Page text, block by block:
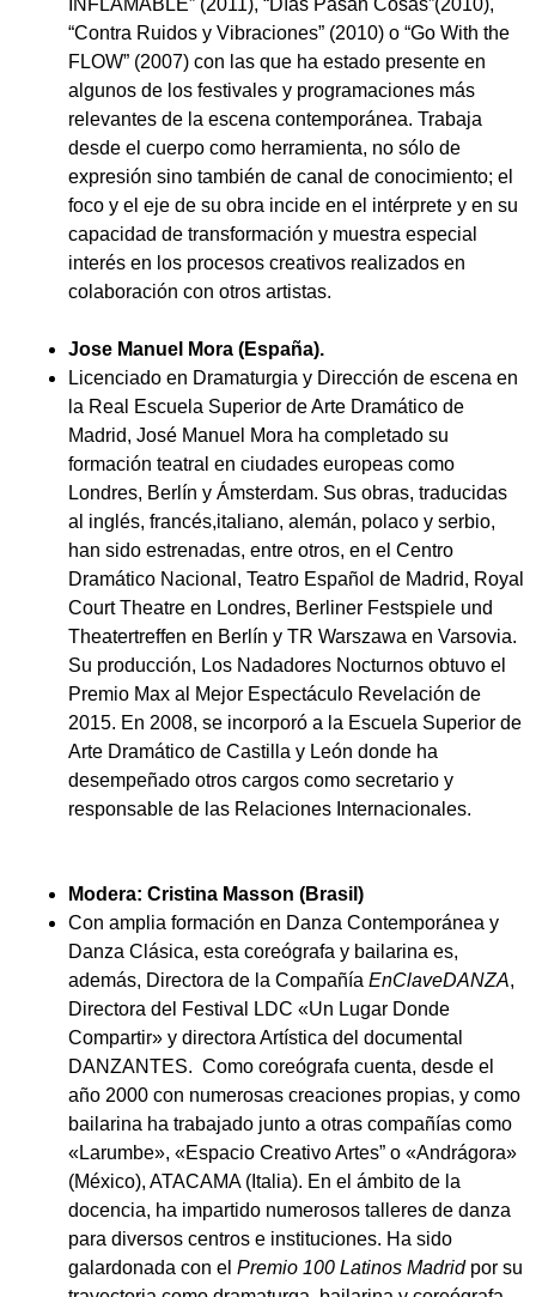
INFLAMABLE” (2011), “Días Pasan Cosas”(2010),
“Contra Ruidos y Vibraciones” (2010) o “Go With the
FLOW” (2007) con las que ha estado presente en
algunos de los festivales y programaciones más
relevantes de la escena contemporánea. Trabaja
desde el cuerpo como herramienta, no sólo de
expresión sino también de canal de conocimiento; el
foco y el eje de su obra incide en el intérprete y en su
capacidad de transformación y muestra especial
interés en los procesos creativos realizados en
colaboración con otros artistas.
Jose Manuel Mora (España).
Licenciado en Dramaturgia y Dirección de escena en
la Real Escuela Superior de Arte Dramático de
Madrid, José Manuel Mora ha completado su
formación teatral en ciudades europeas como
Londres, Berlín y Ámsterdam. Sus obras, traducidas
al inglés, francés,italiano, alemán, polaco y serbio,
han sido estrenadas, entre otros, en el Centro
Dramático Nacional, Teatro Español de Madrid, Royal
Court Theatre en Londres, Berliner Festspiele und
Theatertreffen en Berlín y TR Warszawa en Varsovia.
Su producción, Los Nadadores Nocturnos obtuvo el
Premio Max al Mejor Espectáculo Revelación de
2015. En 2008, se incorporó a la Escuela Superior de
Arte Dramático de Castilla y León donde ha
desempeñado otros cargos como secretario y
responsable de las Relaciones Internacionales.
Modera: Cristina Masson (Brasil)
Con amplia formación en Danza Contemporánea y
Danza Clásica, esta coreógrafa y bailarina es,
además, Directora de la Compañía EnClaveDANZA,
Directora del Festival LDC «Un Lugar Donde
Compartir» y directora Artística del documental
DANZANTES. Como coreógrafa cuenta, desde el
año 2000 con numerosas creaciones propias, y como
bailarina ha trabajado junto a otras compañías como
«Larumbe», «Espacio Creativo Artes” o «Andrágora»
(México), ATACAMA (Italia). En el ámbito de la
docencia, ha impartido numerosos talleres de danza
para diversos centros e instituciones. Ha sido
galardonada con el Premio 100 Latinos Madrid por su